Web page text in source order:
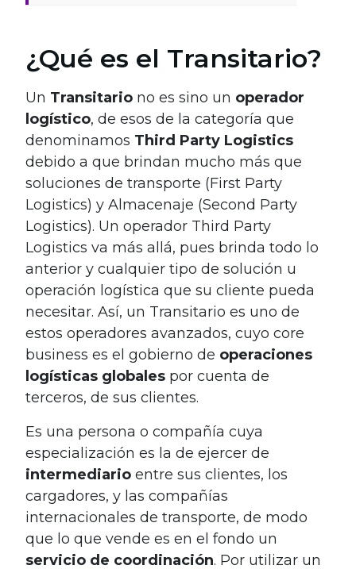
¿Qué es el Transitario?
Un Transitario no es sino un operador
logístico, de esos de la categoría que
denominamos Third Party Logistics
debido a que brindan mucho más que
soluciones de transporte (First Party
Logistics) y Almacenaje (Second Party
Logistics). Un operador Third Party
Logistics va más allá, pues brinda todo lo
anterior y cualquier tipo de solución u
operación logística que su cliente pueda
necesitar. Así, un Transitario es uno de
estos operadores avanzados, cuyo core
business es el gobierno de operaciones
logísticas globales por cuenta de
terceros, de sus clientes.
Es una persona o compañía cuya
especialización es la de ejercer de
intermediario entre sus clientes, los
cargadores, y las compañías
internacionales de transporte, de modo
que lo que vende es en el fondo un
servicio de coordinación. Por utilizar un